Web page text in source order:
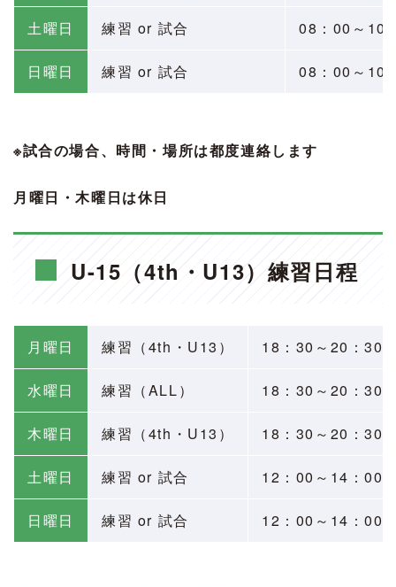
土曜日 練習 or 試合 08：00～10
日曜日 練習 or 試合 08：00～10
※試合の場合、時間・場所は都度連絡します
月曜日・木曜日は休日
U-15（4th・U13）練習日程
月曜日 練習（4th・U13） 18：30～20：30
水曜日 練習（ALL） 18：30～20：30
木曜日 練習（4th・U13） 18：30～20：30
土曜日 練習 or 試合 12：00～14：00
日曜日 練習 or 試合 12：00～14：00